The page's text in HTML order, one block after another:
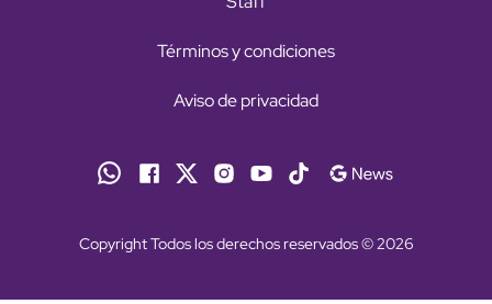
Términos y condiciones
Aviso de privacidad
Copyright Todos los derechos reservados © 2026